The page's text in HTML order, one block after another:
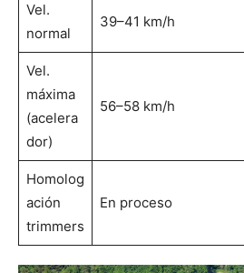
Vel.
normal
39–41 km/h
Vel.
máxima
(acelera
dor)
56–58 km/h
Homolog
ación
trimmers
En proceso